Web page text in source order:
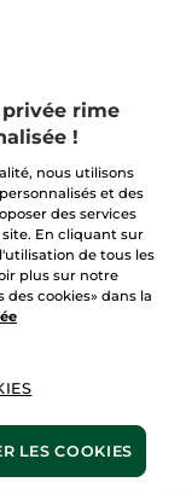
PANIER
privée rime
!
nous utilisons
et des
des services
site. En cliquant sur
de tous les
plus sur notre
cookies» dans la
LES COOKIES